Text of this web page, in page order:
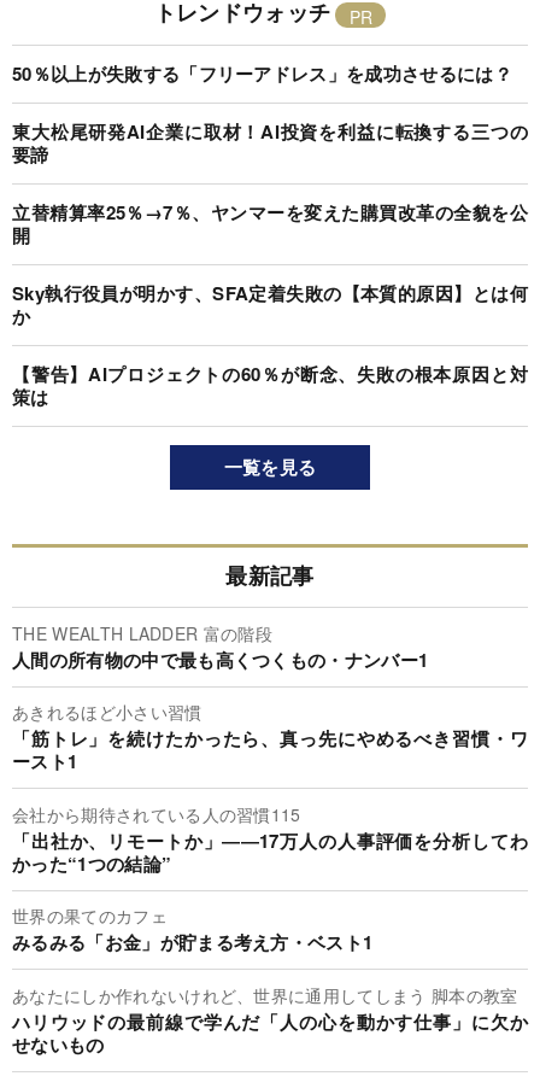
トレンドウォッチ
50％以上が失敗する「フリーアドレス」を成功させるには？
東大松尾研発AI企業に取材！AI投資を利益に転換する三つの
要諦
立替精算率25％→7％、ヤンマーを変えた購買改革の全貌を公
開
Sky執行役員が明かす、SFA定着失敗の【本質的原因】とは何
か
【警告】AIプロジェクトの60％が断念、失敗の根本原因と対
策は
一覧を見る
最新記事
THE WEALTH LADDER 富の階段
人間の所有物の中で最も高くつくもの・ナンバー1
あきれるほど小さい習慣
「筋トレ」を続けたかったら、真っ先にやめるべき習慣・ワ
ースト1
会社から期待されている人の習慣115
「出社か、リモートか」――17万人の人事評価を分析してわ
かった“1つの結論”
世界の果てのカフェ
みるみる「お金」が貯まる考え方・ベスト1
あなたにしか作れないけれど、世界に通用してしまう 脚本の教室
ハリウッドの最前線で学んだ「人の心を動かす仕事」に欠か
せないもの